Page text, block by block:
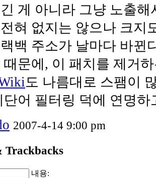
게 아니라 그냥 노출
혀 없지는 않으나 크지
백 주소가 날마다 바뀐
때문에, 이 패치를 제거
도 나름대로 스팸이
단어 필터링 덕에 연명하
2007-4-14 9:00 pm
Trackbacks
내용: